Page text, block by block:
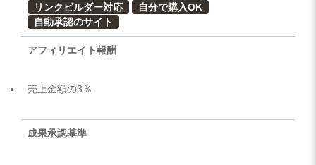
リンクビルダー対応
自分で購入OK
自動承認のサイト
アフィリエイト報酬
売上金額の3％
成果承認基準